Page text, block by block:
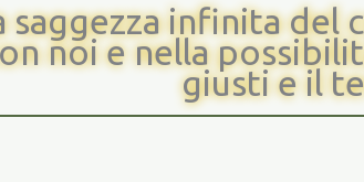
saggezza infinita
noi e nella
giusti e il